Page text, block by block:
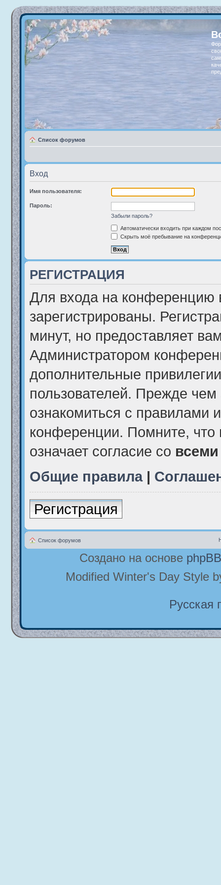
Список форумов
Вход
Имя пользователя:
Пароль:
Забыли пароль?
Автоматически входить при каждом
Скрыть моё пребывание на
РЕГИСТРАЦИЯ
Для входа на
зарегистрированы.
минут, но предоставляет
Администратором
дополнительные
пользователей. Прежде чем
ознакомиться с правилами
конференции. Помните,
означает согласие со всеми
Общие правила|
Регистрация
Список форумов
Создано на основе phpBB
Modified Winter's Day Style
Русская